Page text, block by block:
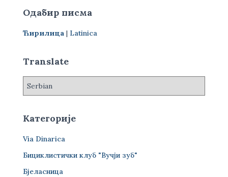
а
а
а
Одабир писма
Ћирилица | Latinica
Translate
Категорије
Via Dinarica
Бициклистички клуб "Вучји зуб"
Бјеласница